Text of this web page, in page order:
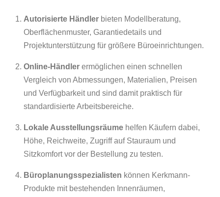
Autorisierte Händler bieten Modellberatung,
Oberflächenmuster, Garantiedetails und
Projektunterstützung für größere Büroeinrichtungen.
Online-Händler ermöglichen einen schnellen
Vergleich von Abmessungen, Materialien, Preisen
und Verfügbarkeit und sind damit praktisch für
standardisierte Arbeitsbereiche.
Lokale Ausstellungsräume helfen Käufern dabei,
Höhe, Reichweite, Zugriff auf Stauraum und
Sitzkomfort vor der Bestellung zu testen.
Büroplanungsspezialisten können Kerkmann-
Produkte mit bestehenden Innenräumen,